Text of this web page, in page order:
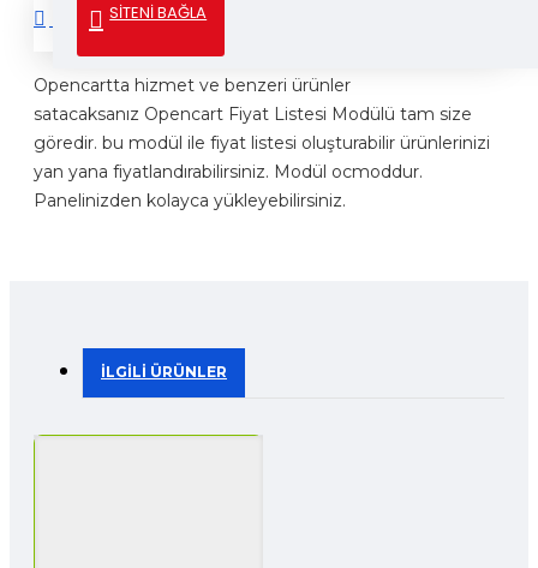
SİTENİ BAĞLA
DETAYLI AÇIKLAMA
Opencartta hizmet ve benzeri ürünler
satacaksanız Opencart Fiyat Listesi Modülü tam size
göredir. bu modül ile fiyat listesi oluşturabilir ürünlerinizi
yan yana fiyatlandırabilirsiniz. Modül ocmoddur.
Panelinizden kolayca yükleyebilirsiniz.
İLGILI ÜRÜNLER